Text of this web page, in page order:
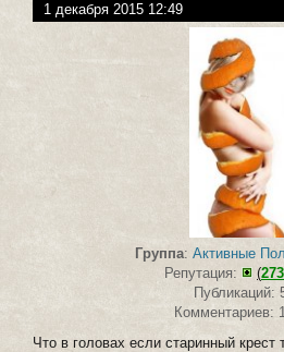
1 декабря 2015 12:49
Группа: Активные
Репутация:
(
Публикаций:
Комментариев:
Что в головах если старинный крест